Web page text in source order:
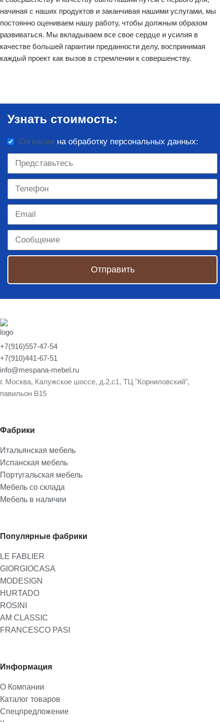
начиная с наших продуктов и заканчивая нашими услугами, мы
постоянно оцениваем нашу работу, чтобы должным образом
развиваться. Мы вкладываем все свое сердце и усилия в
качестве большей гарантии преданности делу, воспринимая
каждый проект как вызов в стремлении к совершенству.
Узнать стоимость:
Согласие на обработку персональных данных:
Отправить
+7(916)557-47-54
+7(910)441-67-51
info@mespana-mebel.ru
г. Москва, Калужское шоссе, д.2,с1, ТЦ "Корниловский",
павильон В15
Фабрики
Итальянская мебель
Испанская мебель
Португальская мебель
Мебель со склада
Мебель в наличии
Популярные фабрики
LE FABLIER
GIORGIOCASA
MODESIGN
HURTADO
ROSINI
AM CLASSIC
FRANCESCO PASI
Информация
О Компании
Каталог товаров
Спецпредложение